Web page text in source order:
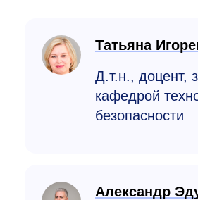
Татьяна
Д.т.н., доцент,
кафедрой
безопасности
Александр